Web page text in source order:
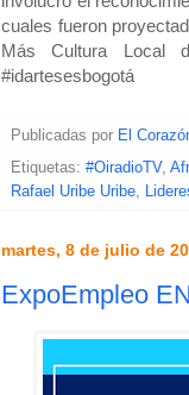
cuales fueron
Más Cultura Local
#idartesesbogotá
Publicadas por El
Etiquetas: #OiradioTV,
Rafael Uribe Uribe,
martes, 8 de julio de
ExpoEmpleo